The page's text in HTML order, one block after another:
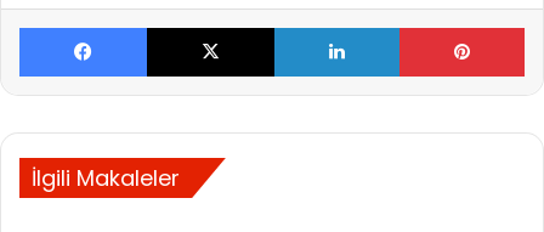
Facebook X LinkedIn
İlgili Makaleler